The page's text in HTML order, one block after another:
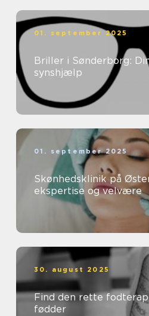
01. september 2025
Briller i Sønderborg:
synshjælp
01. september 2025
Skønhedsklinik på
ekspertise og velvære
30. august 2025
Find den rette
fødder